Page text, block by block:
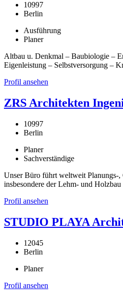
10997
Berlin
Ausführung
Planer
Altbau u. Denkmal – Baubiologie –
Eigenleistung – Selbstversorgung –
Profil ansehen
ZRS Architekten
10997
Berlin
Planer
Sachverständige
Unser Büro führt weltweit Planungs-,
insbesondere der Lehm- und
Profil ansehen
STUDIO PLAYA
12045
Berlin
Planer
Profil ansehen